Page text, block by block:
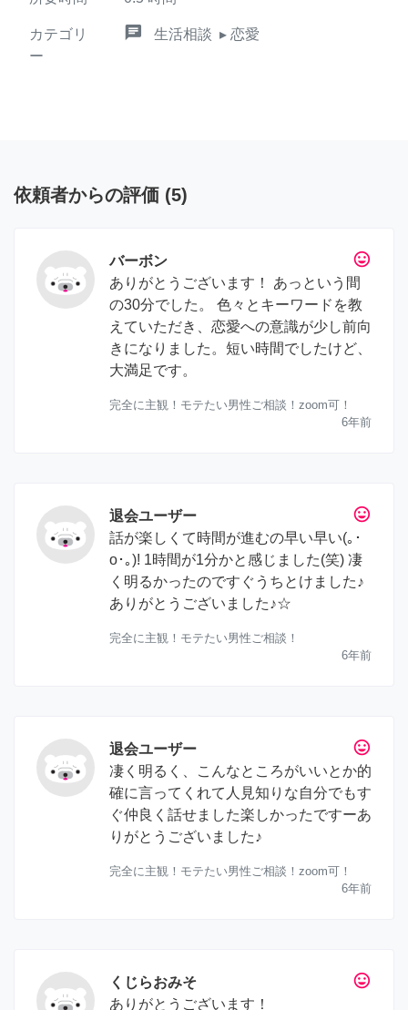
カテゴリ
ー
chat 生活相談 ▸ 恋愛
依頼者からの評価 (5)
tag_faces
バーボン
ありがとうございます！ あっという間
の30分でした。 色々とキーワードを教
えていただき、恋愛への意識が少し前向
きになりました。短い時間でしたけど、
大満足です。
完全に主観！モテたい男性ご相談！zoom可！
6年前
tag_faces
退会ユーザー
話が楽しくて時間が進むの早い早い(｡･
о･｡)! 1時間が1分かと感じました(笑) 凄
く明るかったのですぐうちとけました♪
ありがとうございました♪☆
完全に主観！モテたい男性ご相談！
6年前
tag_faces
退会ユーザー
凄く明るく、こんなところがいいとか的
確に言ってくれて人見知りな自分でもす
ぐ仲良く話せました楽しかったですーあ
りがとうございました♪
完全に主観！モテたい男性ご相談！zoom可！
6年前
tag_faces
くじらおみそ
ありがとうございます！